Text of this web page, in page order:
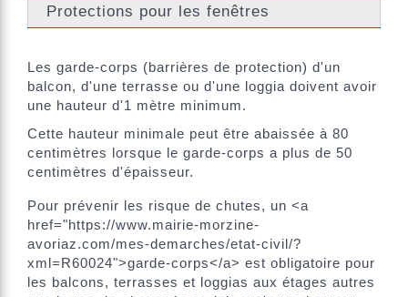
Protections pour les fenêtres
Les garde-corps (barrières de protection) d'un
balcon, d'une terrasse ou d'une loggia doivent avoir
une hauteur d'1 mètre minimum.
Cette hauteur minimale peut être abaissée à 80
centimètres lorsque le garde-corps a plus de 50
centimètres d'épaisseur.
Pour prévenir les risque de chutes, un <a
href="https://www.mairie-morzine-
avoriaz.com/mes-demarches/etat-civil/?
xml=R60024">garde-corps</a> est obligatoire pour
les balcons, terrasses et loggias aux étages autres